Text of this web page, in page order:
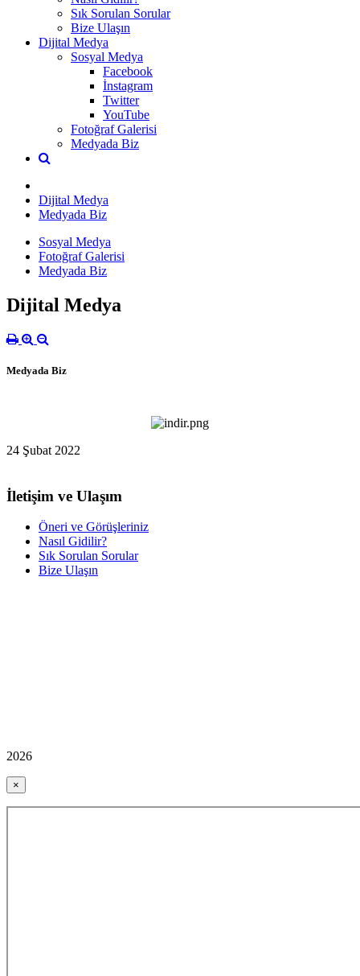
Sık Sorulan Sorular
Bize Ulaşın
Dijital Medya
Sosyal Medya
Facebook
İnstagram
Twitter
YouTube
Fotoğraf Galerisi
Medyada Biz
Dijital Medya
Medyada Biz
Sosyal Medya
Fotoğraf Galerisi
Medyada Biz
Dijital Medya
Medyada Biz
24 Şubat 2022
İletişim ve Ulaşım
Öneri ve Görüşleriniz
Nasıl Gidilir?
Sık Sorulan Sorular
Bize Ulaşın
2026
×